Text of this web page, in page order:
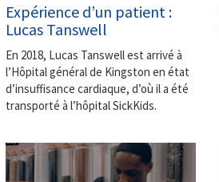
Expérience d’un patient :
Lucas Tanswell
En 2018, Lucas Tanswell est arrivé à
l’Hôpital général de Kingston en état
d’insuffisance cardiaque, d’où il a été
transporté à l’hôpital SickKids.